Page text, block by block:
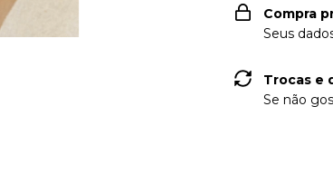
Compra
Seus
Trocas e
Se não